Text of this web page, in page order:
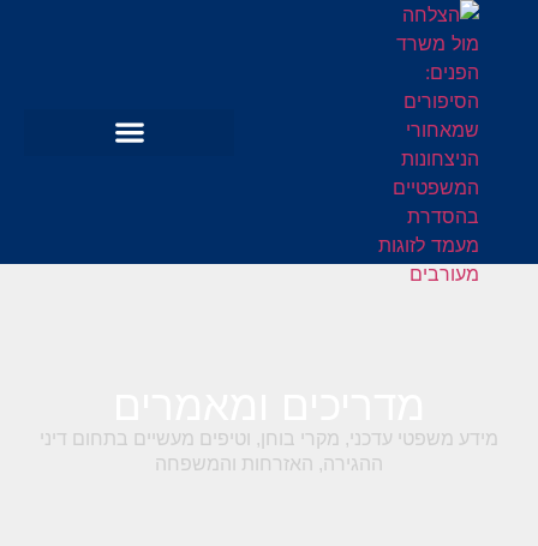
מידע משפטי עדכני, מקרי בוחן, וטיפים מעשיים בתחום דיני
ההגירה, האזרחות והמשפחה